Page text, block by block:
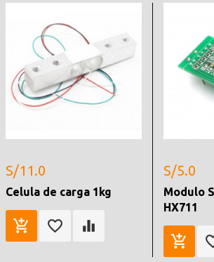
S/11.0
Celula de carga 1kg
S/5.0
Modulo
HX711